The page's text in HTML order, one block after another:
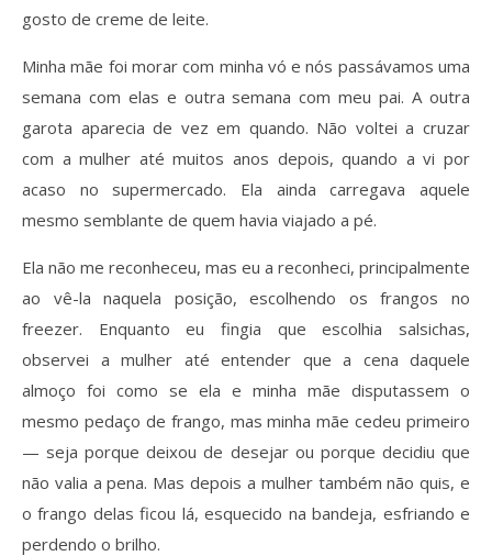
gosto de creme de leite.
Minha mãe foi morar com minha vó e nós passávamos uma
semana com elas e outra semana com meu pai. A outra
garota aparecia de vez em quando. Não voltei a cruzar
com a mulher até muitos anos depois, quando a vi por
acaso no supermercado. Ela ainda carregava aquele
mesmo semblante de quem havia viajado a pé.
Ela não me reconheceu, mas eu a reconheci, principalmente
ao vê-la naquela posição, escolhendo os frangos no
freezer. Enquanto eu fingia que escolhia salsichas,
observei a mulher até entender que a cena daquele
almoço foi como se ela e minha mãe disputassem o
mesmo pedaço de frango, mas minha mãe cedeu primeiro
— seja porque deixou de desejar ou porque decidiu que
não valia a pena. Mas depois a mulher também não quis, e
o frango delas ficou lá, esquecido na bandeja, esfriando e
perdendo o brilho.